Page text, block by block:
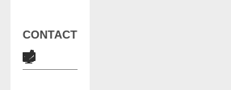
CONTACT